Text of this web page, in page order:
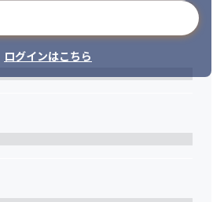
ログインはこちら